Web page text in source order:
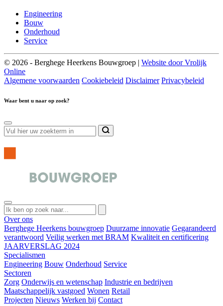
Engineering
Bouw
Onderhoud
Service
© 2026 - Berghege Heerkens Bouwgroep | Website door Vrolijk
Online
Algemene voorwaarden Cookiebeleid Disclaimer Privacybeleid
Waar bent u naar op zoek?
Over ons
Berghege Heerkens bouwgroep Duurzame innovatie Gegarandeerd
verantwoord Veilig werken met BRAM Kwaliteit en certificering
JAARVERSLAG 2024
Specialismen
Engineering Bouw Onderhoud Service
Sectoren
Zorg Onderwijs en wetenschap Industrie en bedrijven
Maatschappelijk vastgoed Wonen Retail
Projecten Nieuws Werken bij Contact